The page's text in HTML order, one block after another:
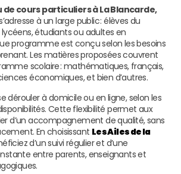
cours particuliers à La Blancarde,
à un large public : élèves du
étudiants ou adultes en
programme est conçu selon les besoins
Les matières proposées couvrent
scolaire : mathématiques, français,
économiques, et bien d’autres.
dérouler à domicile ou en ligne, selon les
Cette flexibilité permet aux
d’un accompagnement de qualité, sans
En choisissant Les Ailes de la
d’un suivi régulier et d’une
entre parents, enseignants et